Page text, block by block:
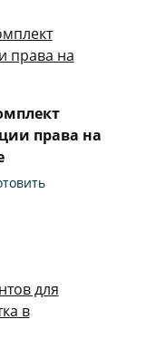
права на